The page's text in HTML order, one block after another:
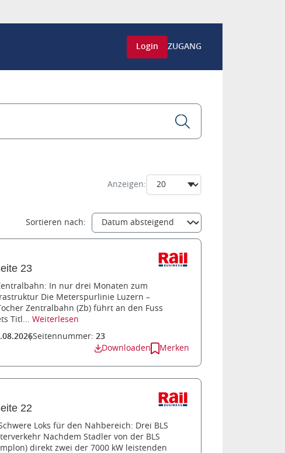
Login ZUGANG
Anzeigen:
Sortieren nach:
23
In nur drei Monaten zum
Die Meterspurlinie Luzern –
Zentralbahn (Zb) führt an den Fuss
Titl... Weiterlesen
Seitennummer: 23
Downloaden
Merken
22
Loks für den Nahbereich: Drei BLS
Nachdem Stadler von der BLS
direkt zwei der 7000 kW leistenden